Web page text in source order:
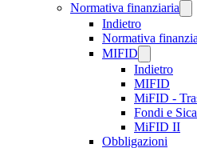
Normativa finanziaria
Indietro
Normativa
MIFID
Indietro
MIFID
MiFID -
Fondi e
MiFID II
Obbligazioni